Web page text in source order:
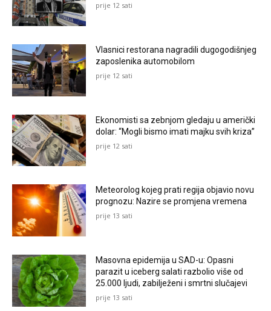
prije 12 sati
Vlasnici restorana nagradili dugogodišnjeg
zaposlenika automobilom
prije 12 sati
Ekonomisti sa zebnjom gledaju u američki
dolar: “Mogli bismo imati majku svih kriza”
prije 12 sati
Meteorolog kojeg prati regija objavio novu
prognozu: Nazire se promjena vremena
prije 13 sati
Masovna epidemija u SAD-u: Opasni
parazit u iceberg salati razbolio više od
25.000 ljudi, zabilježeni i smrtni slučajevi
prije 13 sati